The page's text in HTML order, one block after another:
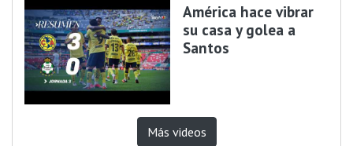
América hace vibrar
su casa y golea a
Santos
Más videos